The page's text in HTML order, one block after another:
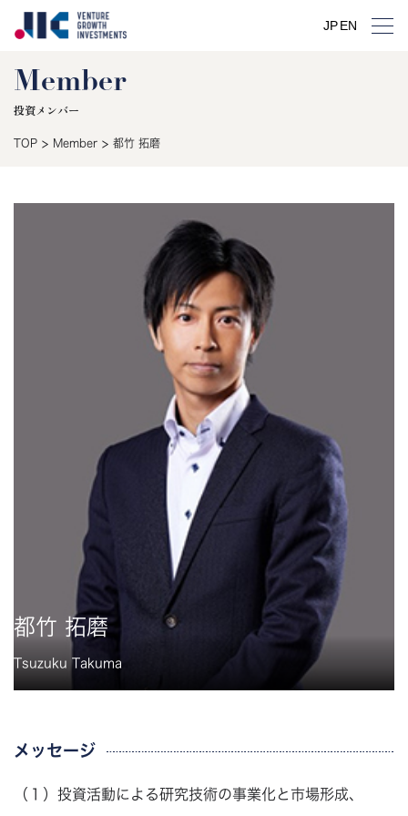
JPEN
Member
投資メンバー
TOP > Member > 都竹 拓磨
都竹 拓磨
Tsuzuku Takuma
メッセージ
（１）投資活動による研究技術の事業化と市場形成、